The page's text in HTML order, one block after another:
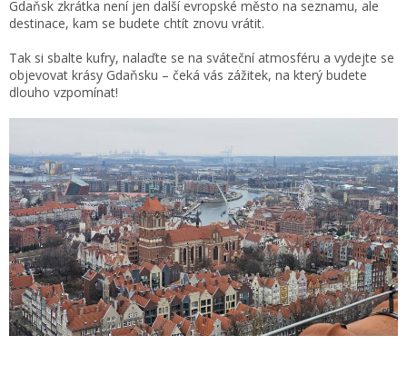
Gdaňsk zkrátka není jen další evropské město na seznamu, ale
destinace, kam se budete chtít znovu vrátit.
Tak si sbalte kufry, nalaďte se na sváteční atmosféru a vydejte se
objevovat krásy Gdaňsku – čeká vás zážitek, na který budete
dlouho vzpomínat!